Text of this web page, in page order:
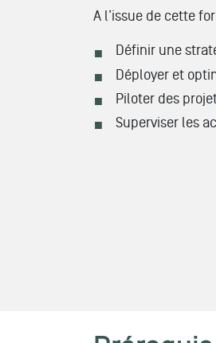
A l’issue de cette
Définir une
Déployer et
Piloter des
Superviser les